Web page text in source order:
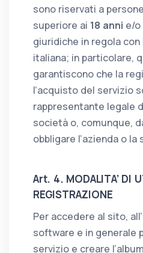
sono riservati a
superiore ai 18 anni e/o
giuridiche in regola
italiana; in particolare,
garantiscono che la
l’acquisto del servizio
rappresentante legale
società o, comunque,
obbligare l’azienda o
Art. 4. MODALITA’ DI
REGISTRAZIONE
Per accedere al sito,
software e in generale
servizio e creare